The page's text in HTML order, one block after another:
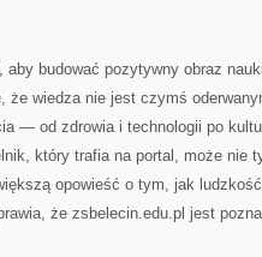
aby budować pozytywny obraz
że wiedza nie jest czymś
— od zdrowia i technologii po
który trafia na portal, może nie
opowieść o tym, jak ludzkość
że zsbelecin.edu.pl jest